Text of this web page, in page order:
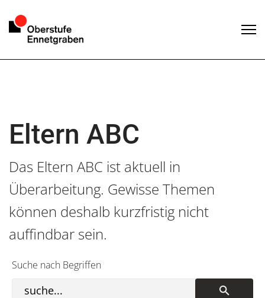
Eltern ABC
Das Eltern ABC ist aktuell in
Überarbeitung. Gewisse Themen
können deshalb kurzfristig nicht
auffindbar sein.
Suche nach Begriffen